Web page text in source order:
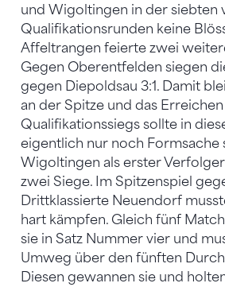
und Wigoltingen in der siebten
Qualifikationsrunden keine
Affeltrangen feierte zwei
Gegen Oberentfelden siegen
gegen Diepoldsau 3:1. Damit
an der Spitze und das
Qualifikationssiegs sollte in
eigentlich nur noch Formsache
Wigoltingen als erster
zwei Siege. Im Spitzenspiel
Drittklassierte Neuendorf
hart kämpfen. Gleich fünf
sie in Satz Nummer vier und
Umweg über den fünften
Diesen gewannen sie und